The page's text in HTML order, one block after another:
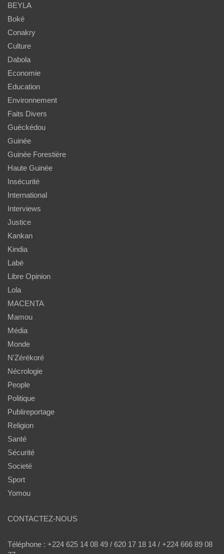
BEYLA
Boké
Conakry
Culture
Dabola
Economie
Education
Environnement
Faits Divers
Guéckédou
Guinée
Guinée Forestière
Haute Guinée
Insécurité
International
Interviews
Justice
Kankan
Kindia
Labé
Libre Opinion
Lola
MACENTA
Mamou
Média
Monde
N'Zérékoré
Nécrologie
People
Politique
Publireportage
Religion
Santé
Sécurité
Societé
Sport
Yomou
CONTACTEZ-NOUS
Téléphone : +224 625 14 08 49 / 620 17 18 14 / +224 666 89 08